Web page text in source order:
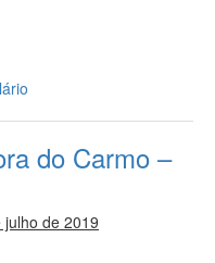
do Carmo –
julho de 2019